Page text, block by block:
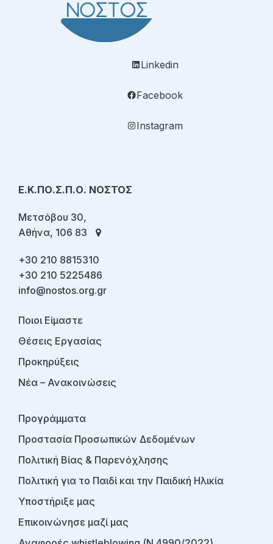
Linkedin
Facebook
Instagram
Ε.Κ.ΠΟ.Σ.Π.Ο. ΝΟΣΤΟΣ
Μετσόβου 30,
Αθήνα, 106 83
+30 210 8815310
+30 210 5225486
info@nostos.org.gr
Ποιοι Είμαστε
Θέσεις Εργασίας
Προκηρύξεις
Νέα – Ανακοινώσεις
Προγράμματα
Προστασία Προσωπικών Δεδομένων
Πολιτική Βίας & Παρενόχλησης
Πολιτική για το Παιδί και την Παιδική Ηλικία
Υποστήριξε μας
Επικοινώνησε μαζί μας